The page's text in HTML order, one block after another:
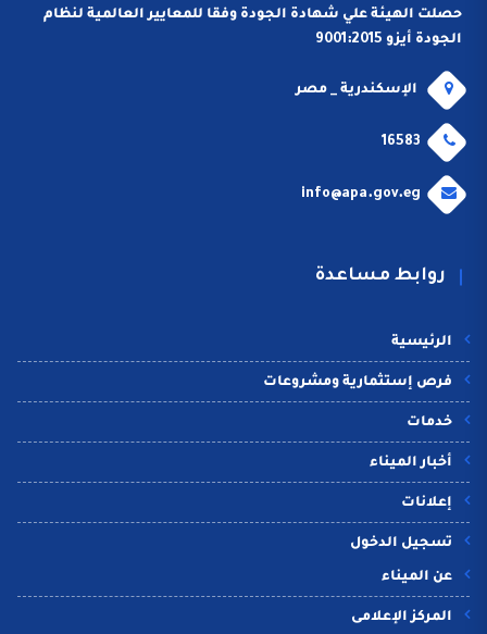
حصلت الهيئة علي شهادة الجودة وفقا للمعايير العالمية لنظام
الجودة أيزو 9001:2015
الإسكندرية _ مصر
16583
info@apa.gov.eg
روابط مساعدة
الرئيسية
فرص إستثمارية ومشروعات
خدمات
أخبار الميناء
إعلانات
تسجيل الدخول
عن الميناء
المركز الإعلامى